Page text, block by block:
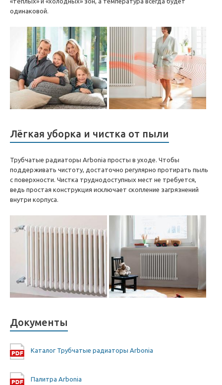
одинаковой.
Лёгкая уборка и чистка от пыли
Трубчатые радиаторы Arbonia просты в уходе. Чтобы
поддерживать чистоту, достаточно регулярно протирать пыль
с поверхности. Чистка труднодоступных мест не требуется,
ведь простая конструкция исключает скопление загрязнений
внутри корпуса.
Документы
Каталог Трубчатые радиаторы Arbonia
Палитра Arbonia